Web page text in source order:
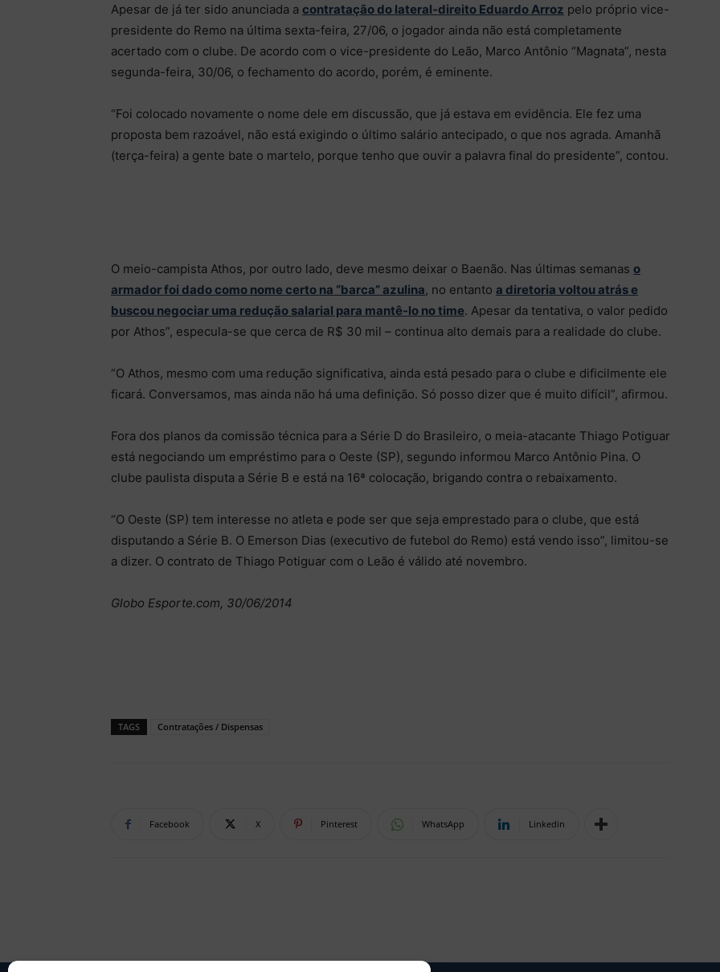
Apesar de já ter sido anunciada a contratação do lateral-direito Eduardo Arroz pelo próprio vice-
presidente do Remo na última sexta-feira, 27/06, o jogador ainda não está completamente
acertado com o clube. De acordo com o vice-presidente do Leão, Marco Antônio “Magnata”, nesta
segunda-feira, 30/06, o fechamento do acordo, porém, é eminente.
“Foi colocado novamente o nome dele em discussão, que já estava em evidência. Ele fez uma
proposta bem razoável, não está exigindo o último salário antecipado, o que nos agrada. Amanhã
(terça-feira) a gente bate o martelo, porque tenho que ouvir a palavra final do presidente”, contou.
O meio-campista Athos, por outro lado, deve mesmo deixar o Baenão. Nas últimas semanas o
armador foi dado como nome certo na “barca” azulina, no entanto a diretoria voltou atrás e
buscou negociar uma redução salarial para mantê-lo no time. Apesar da tentativa, o valor pedido
por Athos”, especula-se que cerca de R$ 30 mil – continua alto demais para a realidade do clube.
“O Athos, mesmo com uma redução significativa, ainda está pesado para o clube e dificilmente ele
ficará. Conversamos, mas ainda não há uma definição. Só posso dizer que é muito difícil”, afirmou.
Fora dos planos da comissão técnica para a Série D do Brasileiro, o meia-atacante Thiago Potiguar
está negociando um empréstimo para o Oeste (SP), segundo informou Marco Antônio Pina. O
clube paulista disputa a Série B e está na 16ª colocação, brigando contra o rebaixamento.
“O Oeste (SP) tem interesse no atleta e pode ser que seja emprestado para o clube, que está
disputando a Série B. O Emerson Dias (executivo de futebol do Remo) está vendo isso”, limitou-se
a dizer. O contrato de Thiago Potiguar com o Leão é válido até novembro.
Globo Esporte.com, 30/06/2014
TAGS Contratações / Dispensas
Facebook X Pinterest WhatsApp Linkedin